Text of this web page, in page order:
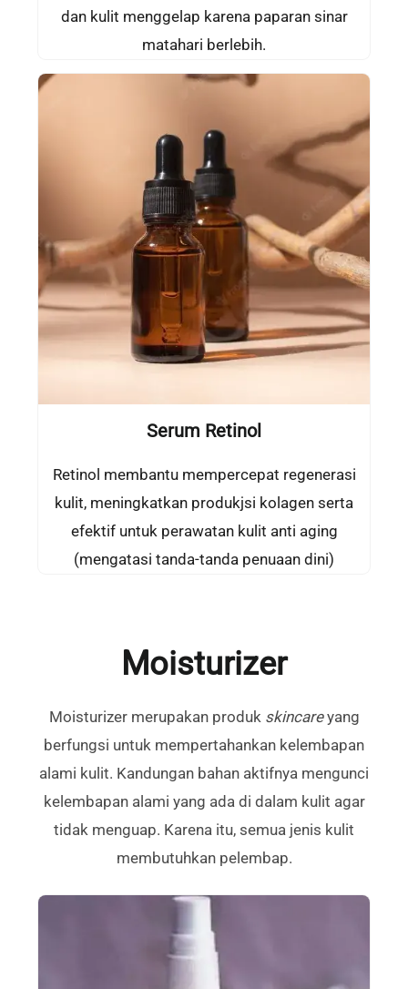
dan kulit menggelap karena paparan sinar
matahari berlebih.
Serum Retinol
Retinol membantu mempercepat regenerasi
kulit, meningkatkan produkjsi kolagen serta
efektif untuk perawatan kulit anti aging
(mengatasi tanda-tanda penuaan dini)
Moisturizer
Moisturizer merupakan produk skincareyang
berfungsi untuk mempertahankan kelembapan
alami kulit. Kandungan bahan aktifnya mengunci
kelembapan alami yang ada di dalam kulit agar
tidak menguap. Karena itu, semua jenis kulit
membutuhkan pelembap.